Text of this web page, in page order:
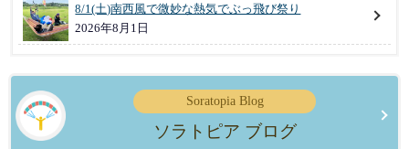
8/1(土)南西風で微妙な熱気でぶっ飛び祭り
2026年8月1日
Soratopia Blog
ソラトピア ブログ